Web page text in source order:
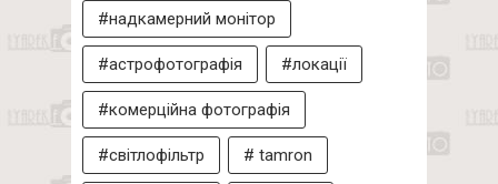
#надкамерний монітор
#астрофотографія #локації
#комерційна фотографія
#світлофільтр # tamron